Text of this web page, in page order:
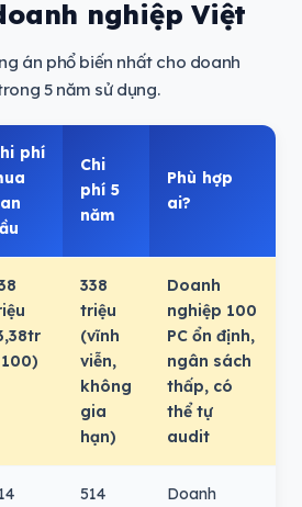
nghiệp Việt
án phổ biến nhất cho doanh
5 năm sử dụng.
phí
Chi
phí 5
năm
Phù hợp
ai?
100)
338
triệu
(vĩnh
viễn,
không
gia
hạn)
Doanh
nghiệp 100
PC ổn định,
ngân sách
thấp, có
thể tự
audit
514
Doanh